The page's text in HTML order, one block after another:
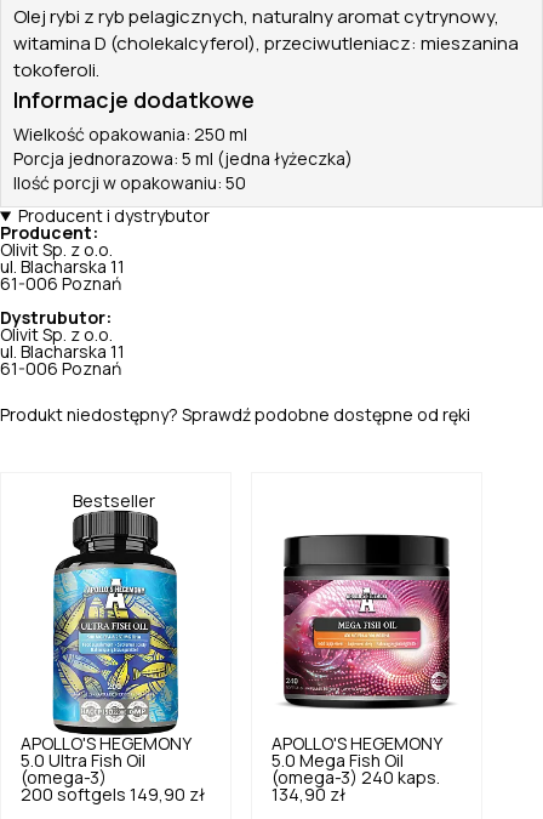
Olej rybi z ryb pelagicznych, naturalny aromat cytrynowy,
witamina D (cholekalcyferol), przeciwutleniacz: mieszanina
tokoferoli.
Informacje dodatkowe
Wielkość opakowania: 250 ml
Porcja jednorazowa: 5 ml (jedna łyżeczka)
Ilość porcji w opakowaniu: 50
Producent i dystrybutor
Producent:
Olivit Sp. z o.o.
ul. Blacharska 11
61-006 Poznań
Dystrubutor:
Olivit Sp. z o.o.
ul. Blacharska 11
61-006 Poznań
Produkt niedostępny? Sprawdź podobne dostępne od ręki
Bestseller
APOLLO'S HEGEMONY
5.0 Ultra Fish Oil
(omega-3)
200 softgels 149,90 zł
APOLLO'S HEGEMONY
5.0 Mega Fish Oil
(omega-3) 240 kaps.
134,90 zł